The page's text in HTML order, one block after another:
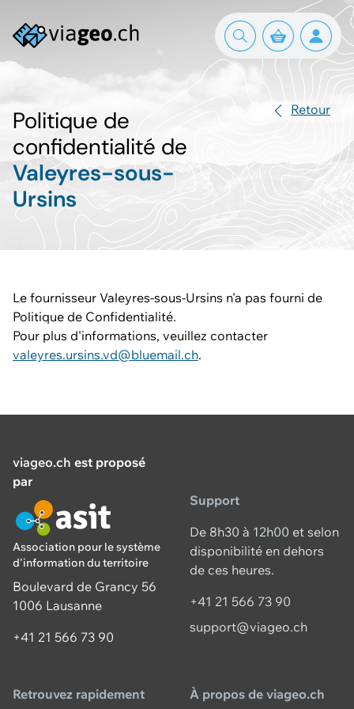
Politique de
confidentialité de
Valeyres-sous-
Ursins
Retour
Le fournisseur Valeyres-sous-Ursins n'a pas fourni de
Politique de Confidentialité.
Pour plus d'informations, veuillez contacter
valeyres.ursins.vd@bluemail.ch.
viageo.ch est proposé
par
Association pour le système
d'information du territoire
Boulevard de Grancy 56
1006 Lausanne
+41 21 566 73 90
Support
De 8h30 à 12h00 et selon
disponibilité en dehors
de ces heures.
+41 21 566 73 90
support@viageo.ch
Retrouvez rapidement À propos de viageo.ch